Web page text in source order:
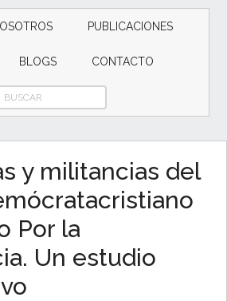
PUBLICACIONES
BLOGS CONTACTO
y militancias del
Por la
Un estudio